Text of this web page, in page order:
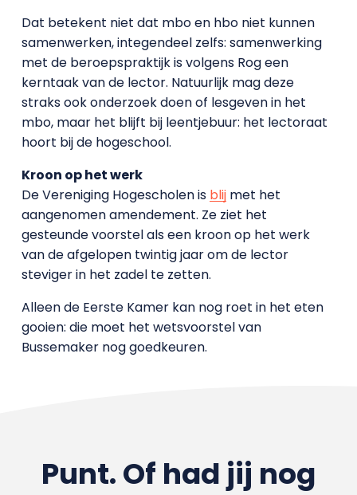
Dat betekent niet dat mbo en hbo niet kunnen
samenwerken, integendeel zelfs: samenwerking
met de beroepspraktijk is volgens Rog een
kerntaak van de lector. Natuurlijk mag deze
straks ook onderzoek doen of lesgeven in het
mbo, maar het blijft bij leentjebuur: het lectoraat
hoort bij de hogeschool.
Kroon op het werk
De Vereniging Hogescholen is blijmet het
aangenomen amendement. Ze ziet het
gesteunde voorstel als een kroon op het werk
van de afgelopen twintig jaar om de lector
steviger in het zadel te zetten.
Alleen de Eerste Kamer kan nog roet in het eten
gooien: die moet het wetsvoorstel van
Bussemaker nog goedkeuren.
Punt. Of had jij nog